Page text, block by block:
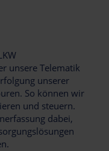
unsere Telematik
unserer
So können wir
und steuern.
dabei,